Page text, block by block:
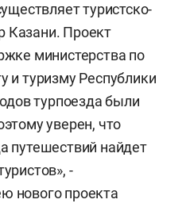
туристско-
Казани. Проект
министерства по
и туризму Республики
турпоезда были
уверен, что
путешествий найдет
-
нового проекта